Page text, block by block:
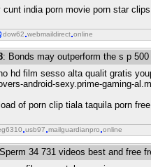
cunt india porn movie porn star
dow62 webmaildirect online
: Bonds may outperform the s p
hd film sesso alta qualit gratis
android-sexy.prime-gaming-
of porn clip tiala taquila porn
usb97 mailguardianpro online
34 731 videos best and free